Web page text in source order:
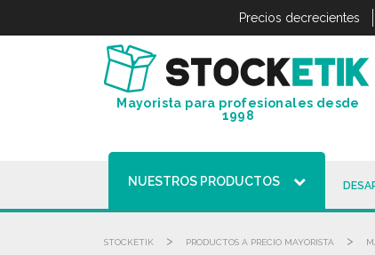
Precios decrecientes
Mayorista para profesionales desde
1998
NUESTROS PRODUCTOS
STOCKETIK > PRODUCTOS A PRECIO MAYORISTA >